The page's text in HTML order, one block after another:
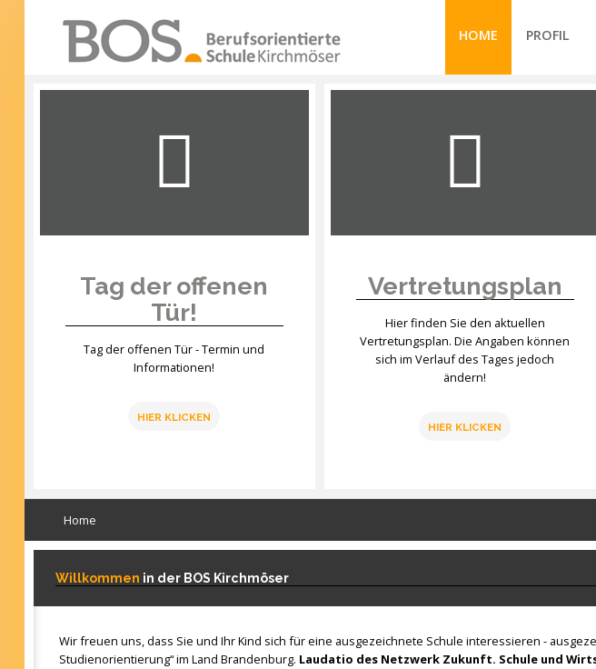
Unsere Schule
Mitwirkung
HOME PROFIL
Tag der offenen
Tür!
Tag der offenen Tür - Termin und
Informationen!
HIER KLICKEN
Vertretungsplan
Hier finden Sie den aktuellen
Vertretungsplan. Die Angaben können
sich im Verlauf des Tages jedoch
ändern!
HIER KLICKEN
Home
Willkommen in der BOS Kirchmöser
Wir freuen uns, dass Sie und Ihr Kind sich für eine ausgezeichnete Schule interessieren -
Studienorientierung“ im Land Brandenburg. Laudatio des Netzwerk Zukunft. Schule und